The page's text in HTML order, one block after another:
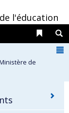
l'éducation
Liens
de